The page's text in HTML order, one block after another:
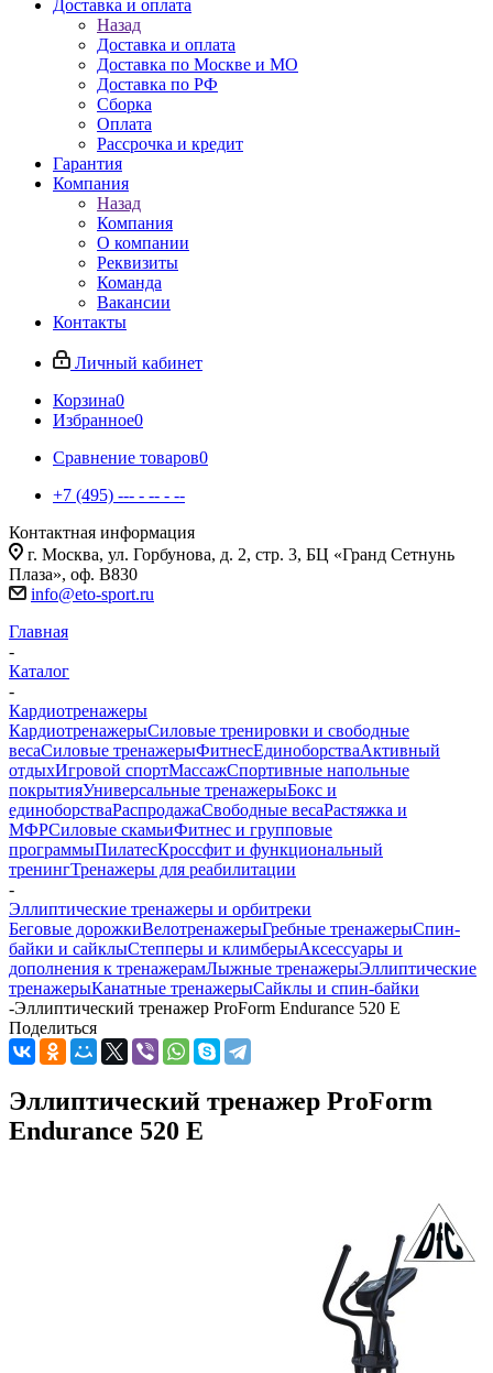
Доставка и оплата
Назад
Доставка и оплата
Доставка по Москве и МО
Доставка по РФ
Сборка
Оплата
Рассрочка и кредит
Гарантия
Компания
Назад
Компания
О компании
Реквизиты
Команда
Вакансии
Контакты
Личный кабинет
Корзина0
Избранное0
Сравнение товаров0
+7 (495) --- - -- - --
Контактная информация
г. Москва, ул. Горбунова, д. 2, стр. 3, БЦ «Гранд Сетнунь
Плаза», оф. В830
info@eto-sport.ru
Главная
-
Каталог
-
Кардиотренажеры
КардиотренажерыСиловые тренировки и свободные
весаСиловые тренажерыФитнесЕдиноборстваАктивный
отдыхИгровой спортМассажСпортивные напольные
покрытияУниверсальные тренажерыБокс и
единоборстваРаспродажаСвободные весаРастяжка и
МФРСиловые скамьиФитнес и групповые
программыПилатесКроссфит и функциональный
тренингТренажеры для реабилитации
-
Эллиптические тренажеры и орбитреки
Беговые дорожкиВелотренажерыГребные тренажерыСпин-
байки и сайклыСтепперы и климберыАксессуары и
дополнения к тренажерамЛыжные тренажерыЭллиптические
тренажерыКанатные тренажерыСайклы и спин-байки
-Эллиптический тренажер ProForm Endurance 520 E
Поделиться
Эллиптический тренажер ProForm
Endurance 520 E